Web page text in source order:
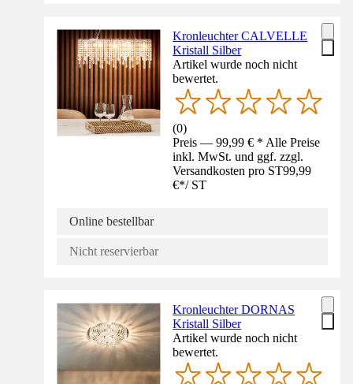
Kronleuchter CALVELLE
Kristall Silber
Artikel wurde noch nicht
bewertet.
(0)
Preis — 99,99 € * Alle Preise
inkl. MwSt. und ggf. zzgl.
Versandkosten pro ST99,99
€*/ ST
Online bestellbar
Nicht reservierbar
Kronleuchter DORNAS
Kristall Silber
Artikel wurde noch nicht
bewertet.